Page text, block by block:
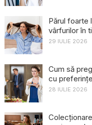
Părul foarte
vârfurilor în
29 IULIE 2026
Cum să
cu
28 IULIE 2026